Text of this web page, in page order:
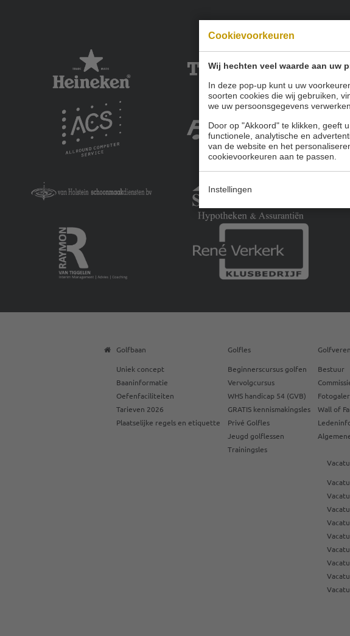
Cookievoorkeuren
Wij hechten veel waarde aan uw
In deze pop-up kunt u uw
soorten cookies die wij gebruiken,
we uw persoonsgegevens verwerken.
Door op "Akkoord" te klikken, geeft
functionele, analytische en
van de website en het
cookievoorkeuren aan te passen.
Instellingen
Golfbaan
Uniek concept
Baaninformatie
Oefenfaciliteiten
Tarieven 2026
Plaatselijke regels en etiquette
Golfles
Beginnerscursus golfen
Vervolgcursus
WHS handicap 54 (GVB)
GRATIS kennismakingsles
Privé Golfles
Jeugd golflessen
Trainingsles
Bestuur
Wall of